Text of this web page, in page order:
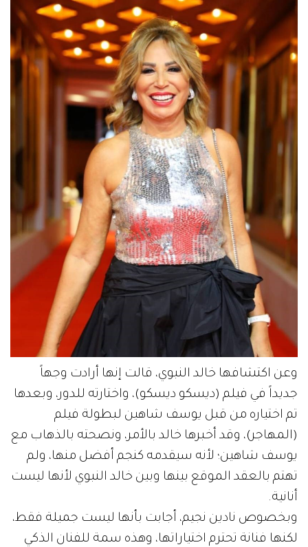
وعن اكتشافها خالد النبوي، قالت إنها أرادت وجهاً
جديداً في فيلم (ديسكو ديسكو)، واختارته للدور، وبعدها
تم اختياره من قبل يوسف شاهين لبطولة فيلم
(المهاجر)، وقد أخبرها خالد بالأمر، ونصحته بالذهاب مع
يوسف شاهين؛ لأنه سيقدمه كنجم أفضل منها، ولم
تهتم بالعقد الموقع بينها وبين خالد النبوي لأنها ليست
أنانية.
وبخصوص نادين نجيم، أجابت بأنها ليست جميلة فقط،
لكنها فنانة تحترم اختياراتها، وهذه سمة للفنان الذكي